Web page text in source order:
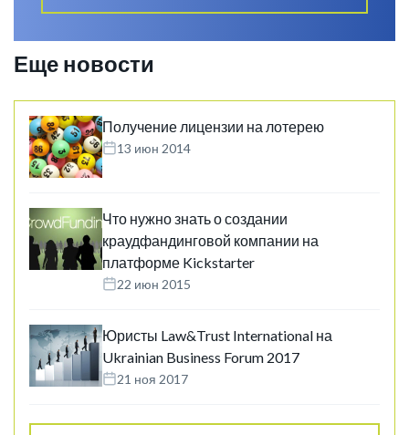
Еще новости
Получение лицензии на лотерею
13 июн 2014
Что нужно знать о создании
краудфандинговой компании на
платформе Kickstarter
22 июн 2015
Юристы Law&Trust International на
Ukrainian Business Forum 2017
21 ноя 2017